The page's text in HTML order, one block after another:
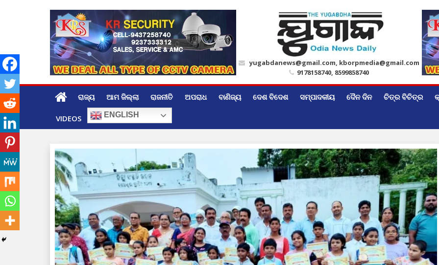
yugabdanews@gmail.com, kborpmedia@gmail.com
9178158740, 8599858740
ରାଜ୍ୟ ଆମ ଜିଲ୍ଲା ରାଜନୀତି ଅପରାଧ ବାଣିଜ୍ୟ ଦେଶ ବିଦେଶ ସମ୍ପାଦକୀୟ ଦୈନ ଦିନ ଚିତ୍ର ବିଚିତ୍ର
VIDEOS ENGLISH